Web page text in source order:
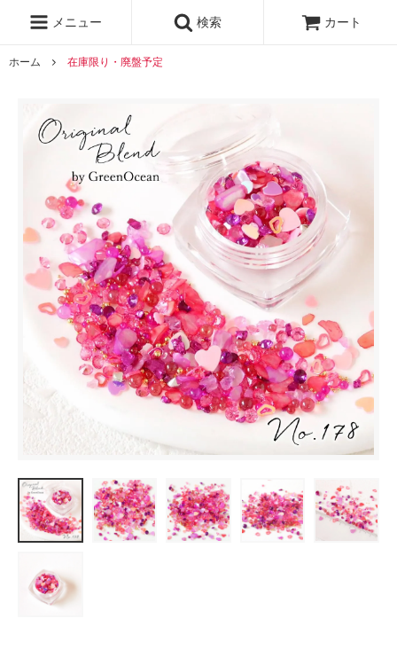
メニュー 検索 カート
ホーム 在庫限り・廃盤予定